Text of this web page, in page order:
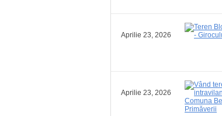
Aprilie 23, 2026
Aprilie 23, 2026